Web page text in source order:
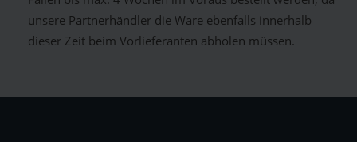
unsere Partnerhändler die Ware ebenfalls innerhalb
dieser Zeit beim Vorlieferanten abholen müssen.